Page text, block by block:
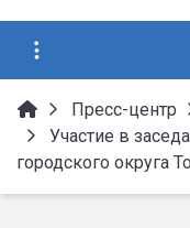
Пресс-центр
Участие в
городского округа